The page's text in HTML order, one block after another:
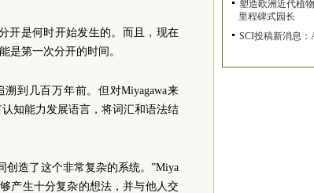
开是何时开始发生的。而且，现在
是第一次分开的时间。
到几百万年前。但对Miyagawa来
知能力发展语言，将词汇和语法结
造了这个非常复杂的系统。”Miya
产生十分复杂的想法，并与他人交
塑造欧洲近代植
里程碑式园长
SCI投稿新消息：